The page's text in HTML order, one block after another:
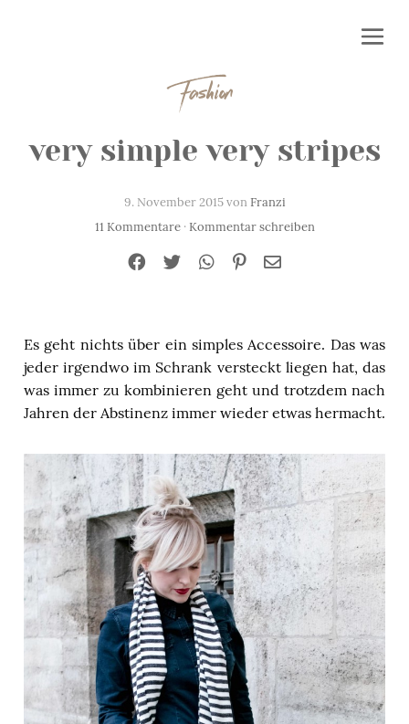
Fashion
very simple very stripes
9. November 2015 vonFranzi
11 Kommentare· Kommentar schreiben
Es geht nichts über ein simples Accessoire. Das was
jeder irgendwo im Schrank versteckt liegen hat, das
was immer zu kombinieren geht und trotzdem nach
Jahren der Abstinenz immer wieder etwas hermacht.